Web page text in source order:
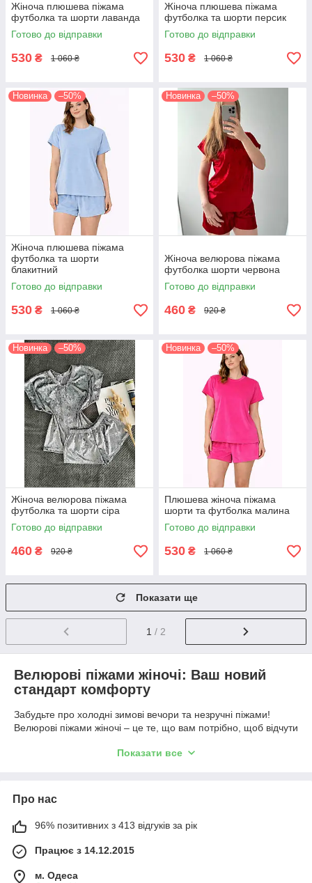
Жіноча плюшева піжама
футболка та шорти лаванда
Готово до відправки
530 ₴ 1 060 ₴
Жіноча плюшева піжама
футболка та шорти персик
Готово до відправки
530 ₴ 1 060 ₴
Новинка –50%
Жіноча плюшева піжама
футболка та шорти
блакитний
Готово до відправки
530 ₴ 1 060 ₴
Новинка –50%
Жіноча велюрова піжама
футболка шорти червона
Готово до відправки
460 ₴ 920 ₴
Новинка –50%
Жіноча велюрова піжама
футболка та шорти сіра
Готово до відправки
460 ₴ 920 ₴
Новинка –50%
Плюшева жіноча піжама
шорти та футболка малина
Готово до відправки
530 ₴ 1 060 ₴
Показати ще
1 / 2
Велюрові піжами жіночі: Ваш новий
стандарт комфорту
Забудьте про холодні зимові вечори та незручні піжами!
Велюрові піжами жіночі – це те, що вам потрібно, щоб відчути
дарують тепло, але й підкреслюють вашу індивідуальність. Чи
Велюр – це не просто матеріал, це справжня магія! М’який,
гладенький, з легким блиском – він створює враження
розкоші. Коли ви одягаєте велюрову піжаму, ви відчуваєте,
наче обгорнуті в пухнастий хмур, який не хочеться знімати. А
ще, він дихає, тому ви не потієте навіть під ковдрою.
Стиль та елегантність у кожній деталі
Показати все
Про нас
96% позитивних з 413 відгуків за рік
Працює з 14.12.2015
м. Одеса